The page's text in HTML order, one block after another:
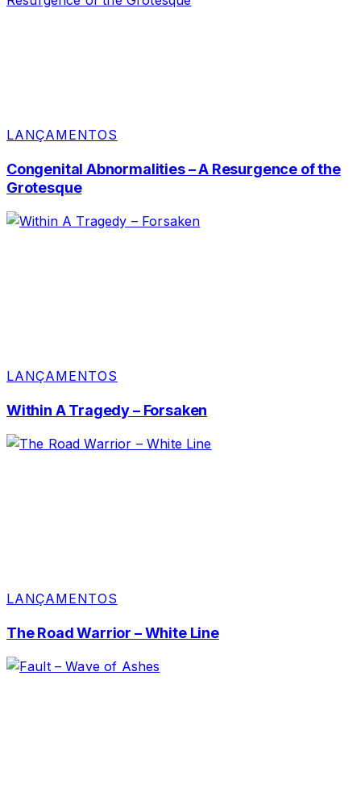
LANÇAMENTOS
Congenital Abnormalities – A Resurgence of the
Grotesque
LANÇAMENTOS
Within A Tragedy – Forsaken
LANÇAMENTOS
The Road Warrior – White Line